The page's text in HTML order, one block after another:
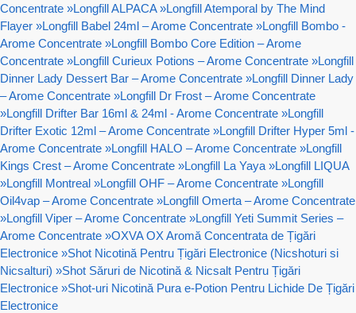
Concentrate »Longfill ALPACA »Longfill Atemporal by The Mind
Flayer »Longfill Babel 24ml – Arome Concentrate »Longfill Bombo -
Arome Concentrate »Longfill Bombo Core Edition – Arome
Concentrate »Longfill Curieux Potions – Arome Concentrate »Longfill
Dinner Lady Dessert Bar – Arome Concentrate »Longfill Dinner Lady
– Arome Concentrate »Longfill Dr Frost – Arome Concentrate
»Longfill Drifter Bar 16ml & 24ml - Arome Concentrate »Longfill
Drifter Exotic 12ml – Arome Concentrate »Longfill Drifter Hyper 5ml -
Arome Concentrate »Longfill HALO – Arome Concentrate »Longfill
Kings Crest – Arome Concentrate »Longfill La Yaya »Longfill LIQUA
»Longfill Montreal »Longfill OHF – Arome Concentrate »Longfill
Oil4vap – Arome Concentrate »Longfill Omerta – Arome Concentrate
»Longfill Viper – Arome Concentrate »Longfill Yeti Summit Series –
Arome Concentrate »OXVA OX Aromă Concentrata de Țigări
Electronice »Shot Nicotină Pentru Țigări Electronice (Nicshoturi si
Nicsalturi) »Shot Săruri de Nicotină & Nicsalt Pentru Țigări
Electronice »Shot-uri Nicotină Pura e-Potion Pentru Lichide De Țigări
Electronice